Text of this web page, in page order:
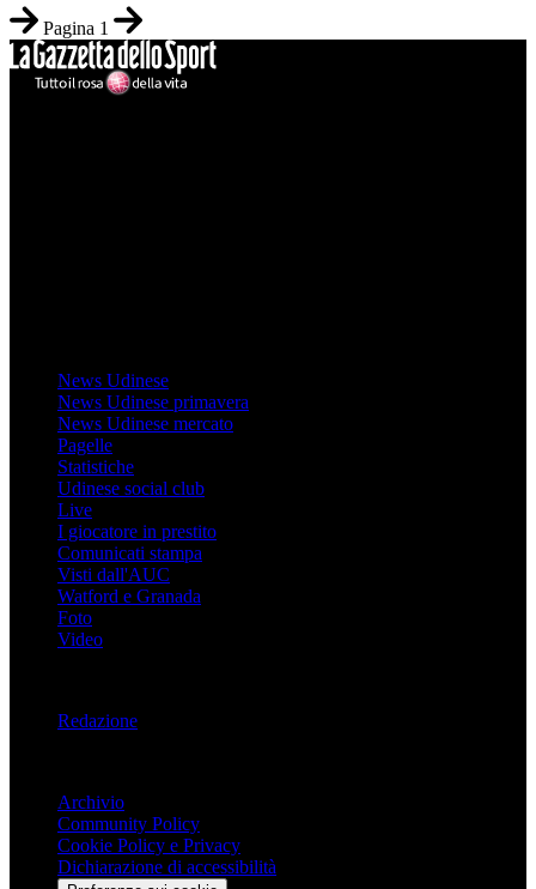
Pagina 1
News Udinese
News Udinese primavera
News Udinese mercato
Pagelle
Statistiche
Udinese social club
Live
I giocatore in prestito
Comunicati stampa
Visti dall'AUC
Watford e Granada
Foto
Video
Redazione
Archivio
Community Policy
Cookie Policy e Privacy
Dichiarazione di accessibilità